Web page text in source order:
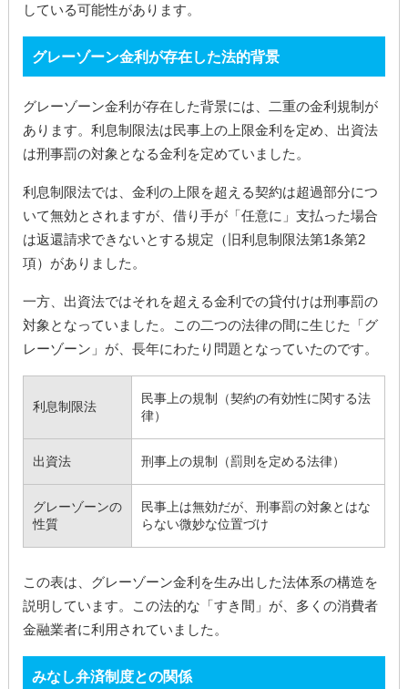
している可能性があります。
グレーゾーン金利が存在した法的背景
グレーゾーン金利が存在した背景には、二重の金利規制が
あります。利息制限法は民事上の上限金利を定め、出資法
は刑事罰の対象となる金利を定めていました。
利息制限法では、金利の上限を超える契約は超過部分につ
いて無効とされますが、借り手が「任意に」支払った場合
は返還請求できないとする規定（旧利息制限法第1条第2
項）がありました。
一方、出資法ではそれを超える金利での貸付けは刑事罰の
対象となっていました。この二つの法律の間に生じた「グ
レーゾーン」が、長年にわたり問題となっていたのです。
利息制限法
民事上の規制（契約の有効性に関する法
律）
出資法 刑事上の規制（罰則を定める法律）
グレーゾーンの
性質
民事上は無効だが、刑事罰の対象とはな
らない微妙な位置づけ
この表は、グレーゾーン金利を生み出した法体系の構造を
説明しています。この法的な「すき間」が、多くの消費者
金融業者に利用されていました。
みなし弁済制度との関係